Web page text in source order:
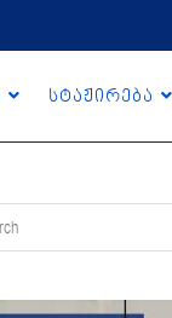
სტაჟირება